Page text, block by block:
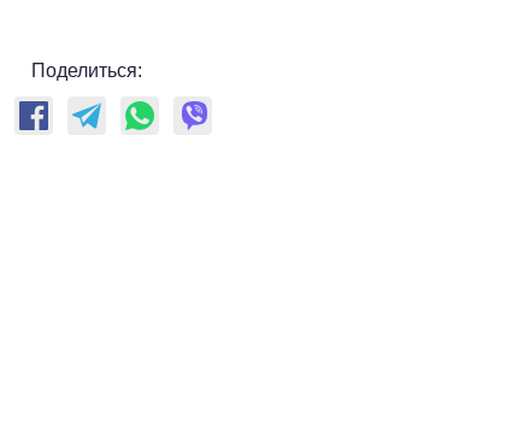
Поделиться: